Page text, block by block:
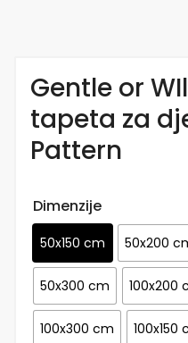
Gentle or
tapeta za
Pattern
Dimenzije
50x150 cm 50x200
50x300 cm 100x200
100x300 cm 100x150